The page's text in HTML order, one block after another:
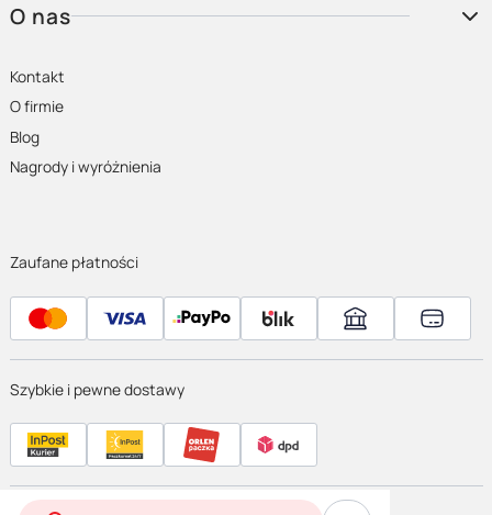
O nas
Kontakt
O firmie
Blog
Nagrody i wyróżnienia
Zaufane płatności
Szybkie i pewne dostawy